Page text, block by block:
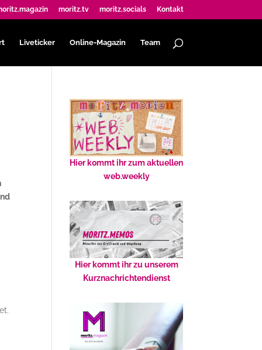
moritz.tv moritz.socials Kontakt
Liveticker Online-Magazin Team
Hier kommt ihr zum aktuellen
web.weekly
Hier kommt ihr zu unserem
Kurznachrichtendienst